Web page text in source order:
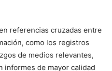
referencias cruzadas entre
como los registros
de medios relevantes,
informes de mayor calidad